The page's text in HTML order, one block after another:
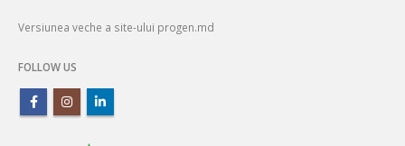
Versiunea veche a site-ului progen.md
FOLLOW US